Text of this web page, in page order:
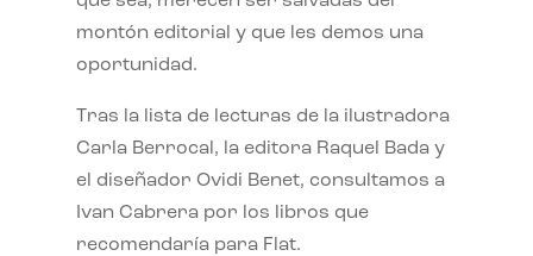
montón editorial y que les demos una
oportunidad.
Tras la lista de lecturas de la ilustradora
Carla Berrocal, la editora Raquel Bada y
el diseñador Ovidi Benet, consultamos a
Ivan Cabrera por los libros que
recomendaría para Flat.